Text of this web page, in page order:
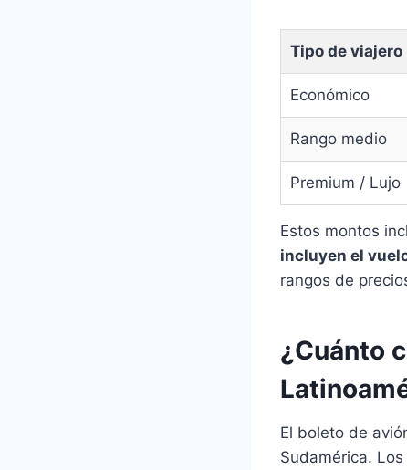
Tipo de viajero
Económico
Rango medio
Premium / Lujo
Estos montos
incluyen el
rangos de
¿Cuánto
El boleto de
Sudamérica.